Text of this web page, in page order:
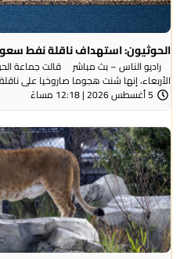
الحوثيون: استهداف ناقلة نفط
راديو الناس – بث مباشر قالت جماعة الحوثي
الأربعاء، ⁠إنها شنت ​هجوما صاروخيا على
5 أغسطس 2026 | 12:18 مساءً